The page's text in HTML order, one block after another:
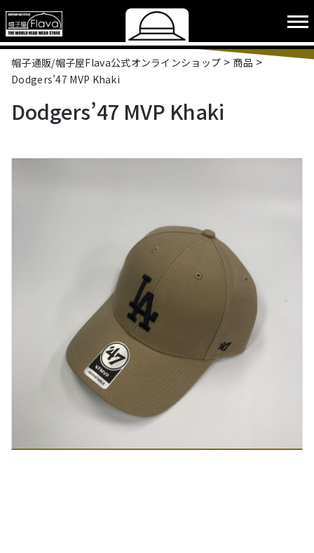
帽子通販/帽子屋Flava公式オンラインショップ > 商品 >
Dodgers’47 MVP Khaki
Dodgers’47 MVP Khaki